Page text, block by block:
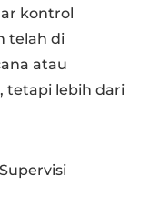
kontrol
telah di
atau
tetapi lebih dari